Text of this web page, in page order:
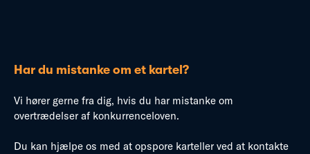
Har du mistanke om et kartel?
Vi hører gerne fra dig, hvis du har mistanke om
overtrædelser af konkurrenceloven.
Du kan hjælpe os med at opspore karteller ved at kontakte